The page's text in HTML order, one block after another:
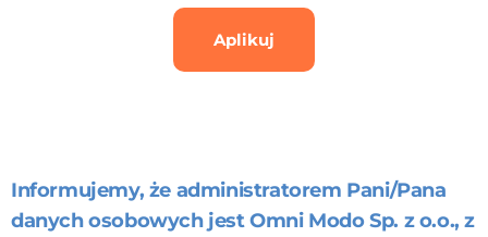
Aplikuj
Informujemy, że administratorem Pani/Pana
danych osobowych jest Omni Modo Sp. z o.o., z